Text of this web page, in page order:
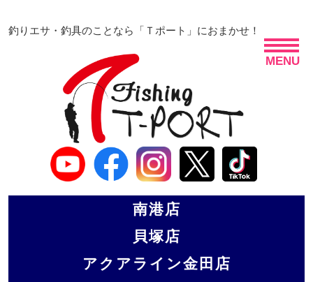
MENU
釣りエサ・釣具のことなら「Ｔポート」におまかせ！
南港店
貝塚店
アクアライン金田店